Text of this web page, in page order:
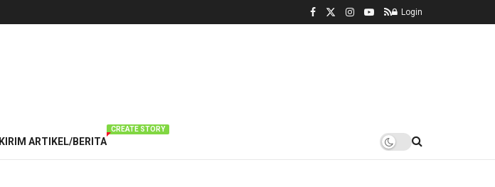
Login
KIRIM ARTIKEL/BERITA
CREATE STORY